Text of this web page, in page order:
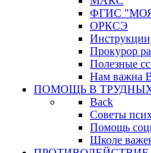
ФГИС
ОРКСЭ
Прокурор
Полезные
Нам важна
ПОМОЩЬ В
Back
Советы
Помощь
Школе